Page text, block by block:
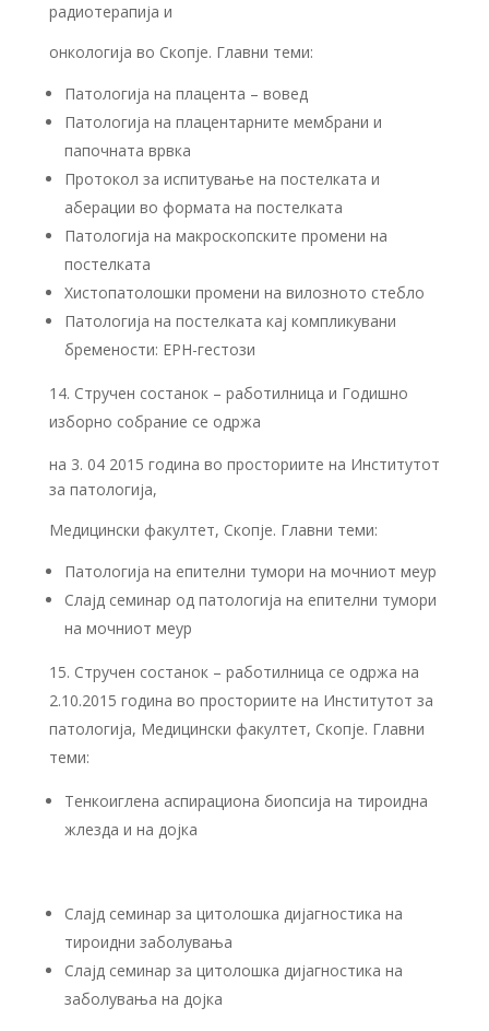
радиотерапија и
онкологија во Скопје. Главни теми:
Патологија на плацента – вовед
Патологија на плацентарните мембрани и
папочната врвка
Протокол за испитување на постелката и
аберации во формата на постелката
Патологија на макроскопските промени на
постелката
Хистопатолошки промени на вилозното стебло
Патологија на постелката кај компликувани
бремености: EPH-гестози
Стручен состанок – работилница и Годишно
изборно собрание се одржа
на 3. 04 2015 година во просториите на Институтот
за патологија,
Медицински факултет, Скопје. Главни теми:
Патологија на епителни тумори на мочниот меур
Слајд семинар од патологија на епителни тумори
на мочниот меур
Стручен состанок – работилница се одржа на
2.10.2015 година во просториите на Институтот за
патологија, Медицински факултет, Скопје. Главни
теми:
Тенкоиглена аспирациона биопсија на тироидна
жлезда и на дојка
Слајд семинар за цитолошка дијагностика на
тироидни заболувања
Слајд семинар за цитолошка дијагностика на
заболувања на дојка